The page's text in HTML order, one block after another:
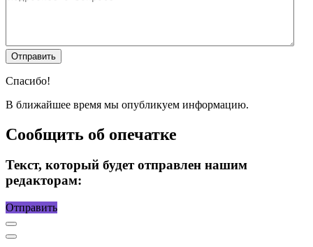
Спасибо!
В ближайшее время мы опубликуем информацию.
Сообщить об опечатке
Текст, который будет отправлен нашим
редакторам:
Отправить